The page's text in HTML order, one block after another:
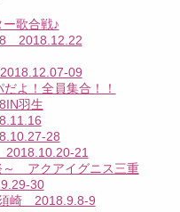
歌合戦♪
2018.12.22
09
よ！全員集合！！
羽生
28
21
～ アクアイグニス三重
30
崎 2018.9.8-9